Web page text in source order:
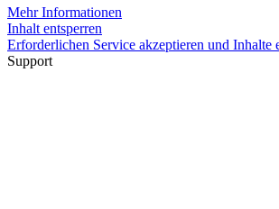
Mehr Informationen
Inhalt entsperren
Erforderlichen Service akzeptieren und Inhalte
Support